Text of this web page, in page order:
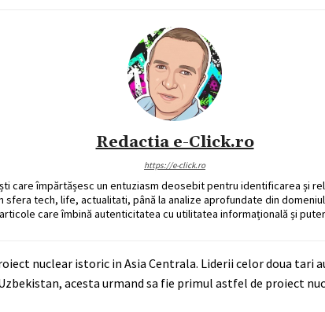
Redactia e-Click.ro
https://e-click.ro
care împărtășesc un entuziasm deosebit pentru identificarea și
tech, life, actualitati, până la analize aprofundate din
care îmbină autenticitatea cu utilitatea informațională și
nuclear istoric in Asia Centrala. Liderii celor doua tari
acesta urmand sa fie primul astfel de proiect